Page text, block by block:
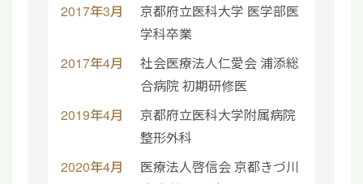
2017年3月
京都府立医科大学 医学部医
学科卒業
2017年4月
社会医療法人仁愛会 浦添総
合病院 初期研修医
2019年4月
京都府立医科大学附属病院
整形外科
2020年4月
医療法人啓信会 京都きづ川